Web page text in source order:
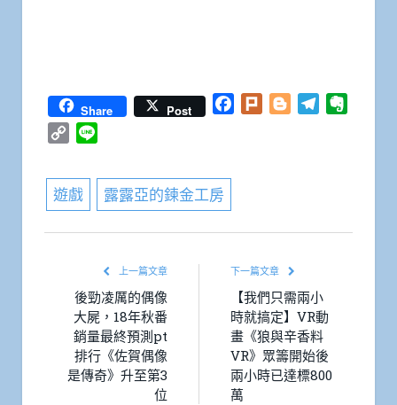
Share Post Facebook
Plurk BloggerTelegram
Copy
遊戲 露露亞的鍊金工房
上一篇文章
後勁凌厲的偶像
大屍，18年秋番
銷量最終預測pt
排行《佐賀偶像
是傳奇》升至第3
位
下一篇文章
【我們只需兩小
時就搞定】VR動
畫《狼與辛香料
VR》眾籌開始後
兩小時已達標800
萬